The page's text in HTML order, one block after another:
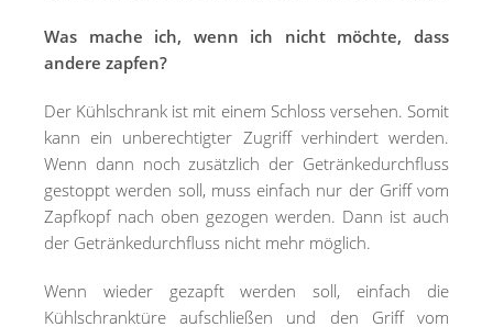
Was mache ich, wenn ich nicht möchte, dass
andere zapfen?
Der Kühlschrank ist mit einem Schloss versehen. Somit
kann ein unberechtigter Zugriff verhindert werden.
Wenn dann noch zusätzlich der Getränkedurchfluss
gestoppt werden soll, muss einfach nur der Griff vom
Zapfkopf nach oben gezogen werden. Dann ist auch
der Getränkedurchfluss nicht mehr möglich.
Wenn wieder gezapft werden soll, einfach die
Kühlschranktüre aufschließen und den Griff vom